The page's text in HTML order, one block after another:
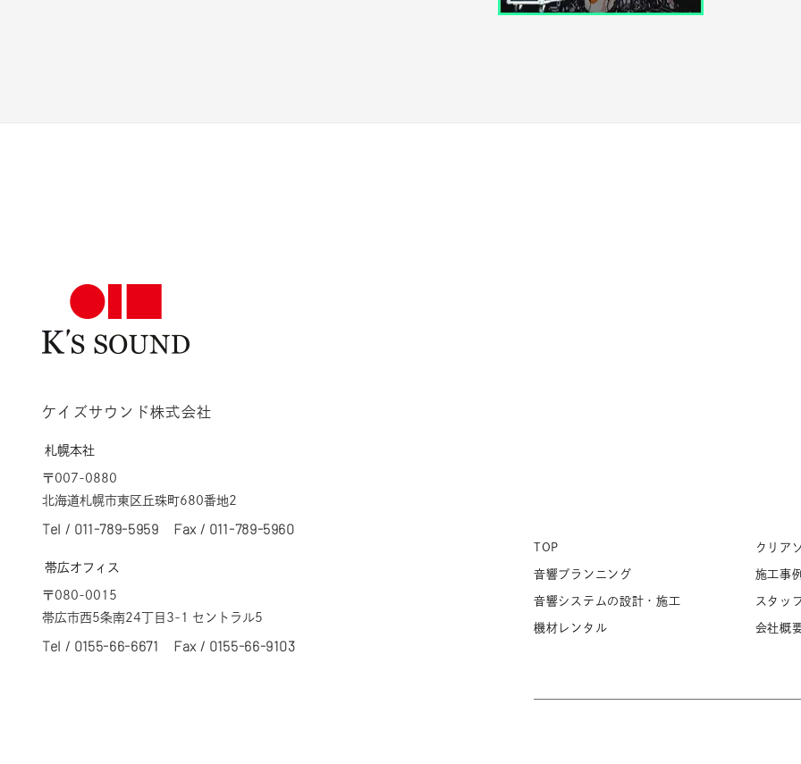
ケイズサウンド株式会社
札幌本社
〒007-0880
北海道札幌市東区丘珠町680番地2
Tel / 011-789-5959 Fax / 011-789-5960
帯広オフィス
〒080-0015
帯広市西5条南24丁目3-1 セントラル5
Tel / 0155-66-6671 Fax / 0155-66-9103
TOP
音響プランニング
音響システムの設計・施工
機材レンタル
クリア
施工事例
スタッ
会社概